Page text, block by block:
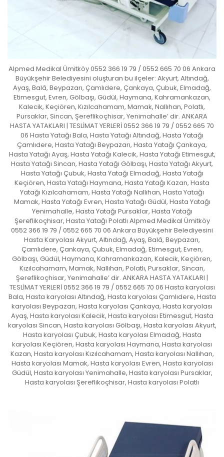
Alpmed Medikal Ümitköy 0552 366 19 79 / 0552 665 70 06 Ankara
Büyükşehir Belediyesini oluşturan bu ilçeler: Akyurt, Altındağ,
Ayaş, Balâ, Beypazarı, Çamlıdere, Çankaya, Çubuk, Elmadağ,
Etimesgut, Evren, Gölbaşı, Güdül, Haymana, Kahramankazan,
Kalecik, Keçiören, Kızılcahamam, Mamak, Nallıhan, Polatlı,
Pursaklar, Sincan, Şereflikoçhisar, Yenimahalle’ dir. ANKARA
HASTA YATAKLARI | TESLİMAT YERLERİ 0552 366 19 79 / 0552 665 70
06 Hasta Yatağı Bala, Hasta Yatağı Altındağ, Hasta Yatağı
Çamlıdere, Hasta Yatağı Beypazarı, Hasta Yatağı Çankaya,
Hasta Yatağı Ayaş, Hasta Yatağı Kalecik, Hasta Yatağı Etimesgut,
Hasta Yatağı Sincan, Hasta Yatağı Gölbaşı, Hasta Yatağı Akyurt,
Hasta Yatağı Çubuk, Hasta Yatağı Elmadağ, Hasta Yatağı
Keçiören, Hasta Yatağı Haymana, Hasta Yatağı Kazan, Hasta
Yatağı Kızılcahamam, Hasta Yatağı Nallıhan, Hasta Yatağı
Mamak, Hasta Yatağı Evren, Hasta Yatağı Güdül, Hasta Yatağı
Yenimahalle, Hasta Yatağı Pursaklar, Hasta Yatağı
Şereflikoçhisar, Hasta Yatağı Polatlı Alpmed Medikal Ümitköy
0552 366 19 79 / 0552 665 70 06 Ankara Büyükşehir Belediyesini
Hasta Karyolası Akyurt, Altındağ, Ayaş, Balâ, Beypazarı,
Çamlıdere, Çankaya, Çubuk, Elmadağ, Etimesgut, Evren,
Gölbaşı, Güdül, Haymana, Kahramankazan, Kalecik, Keçiören,
Kızılcahamam, Mamak, Nallıhan, Polatlı, Pursaklar, Sincan,
Şereflikoçhisar, Yenimahalle’ dir. ANKARA HASTA YATAKLARI |
TESLİMAT YERLERİ 0552 366 19 79 / 0552 665 70 06 Hasta karyolası
Bala, Hasta karyolası Altındağ, Hasta karyolası Çamlıdere, Hasta
karyolası Beypazarı, Hasta karyolası Çankaya, Hasta karyolası
Ayaş, Hasta karyolası Kalecik, Hasta karyolası Etimesgut, Hasta
karyolası Sincan, Hasta karyolası Gölbaşı, Hasta karyolası Akyurt,
Hasta karyolası Çubuk, Hasta karyolası Elmadağ, Hasta
karyolası Keçiören, Hasta karyolası Haymana, Hasta karyolası
Kazan, Hasta karyolası Kızılcahamam, Hasta karyolası Nallıhan,
Hasta karyolası Mamak, Hasta karyolası Evren, Hasta karyolası
Güdül, Hasta karyolası Yenimahalle, Hasta karyolası Pursaklar,
Hasta karyolası Şereflikoçhisar, Hasta karyolası Polatlı